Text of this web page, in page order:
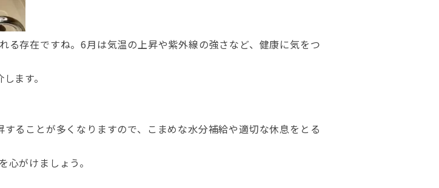
る存在ですね。6月は気温の上昇や紫外線の強さなど、健康に気をつ
ます。
ることが多くなりますので、こまめな水分補給や適切な休息をとる
がけましょう。